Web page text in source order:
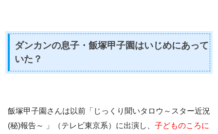
ダンカンの息子・飯塚甲子園はいじめにあって
いた？
飯塚甲子園さんは以前「じっくり聞いタロウ～スター近況
(秘)報告～ 」（テレビ東京系）に出演し、 子どものころに